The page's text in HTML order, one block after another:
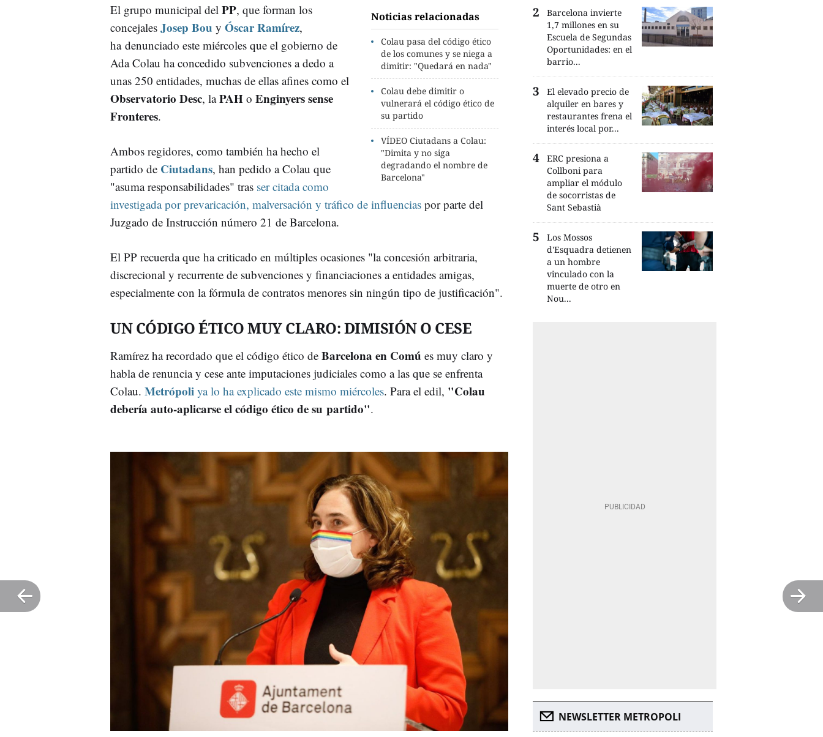
Noticias relacionadas
Colau pasa del código ético
de los comunes y se niega a
dimitir: "Quedará en nada"
Colau debe dimitir o
vulnerará el código ético de
su partido
VÍDEO Ciutadans a Colau:
"Dimita y no siga
degradando el nombre de
Barcelona"
El grupo municipal del PP, que forman los
concejales Josep Bou y Óscar Ramírez,
ha denunciado este miércoles que el gobierno de
Ada Colau ha concedido subvenciones a dedo a
unas 250 entidades, muchas de ellas afines como el
Observatorio Desc, laPAH o Enginyers sense
Fronteres.
Ambos regidores, como también ha hecho el
partido de Ciutadans, han pedido a Colau que
"asuma responsabilidades" tras ser citada como
investigada por prevaricación, malversación y tráfico de influencias por parte del
Juzgado de Instrucción número 21 de Barcelona.
El PP recuerda que ha criticado en múltiples ocasiones "la concesión arbitraria,
discrecional y recurrente de subvenciones y financiaciones a entidades amigas,
especialmente con la fórmula de contratos menores sin ningún tipo de justificación".
UN CÓDIGO ÉTICO MUY CLARO: DIMISIÓN O CESE
Ramírez ha recordado que el código ético de Barcelona en Comú es muy claro y
habla de renuncia y cese ante imputaciones judiciales como a las que se enfrenta
Colau. Metrópoli ya lo ha explicado este mismo miércoles. Para el edil, "Colau
debería auto-aplicarse el código ético de su partido".
Barcelona invierte
1,7 millones en su
Escuela de Segundas
Oportunidades: en el
barrio...
El elevado precio de
alquiler en bares y
restaurantes frena el
interés local por...
ERC presiona a
Collboni para
ampliar el módulo
de socorristas de
Sant Sebastià
Los Mossos
d'Esquadra detienen
a un hombre
vinculado con la
muerte de otro en
Nou...
NEWSLETTER METROPOLI